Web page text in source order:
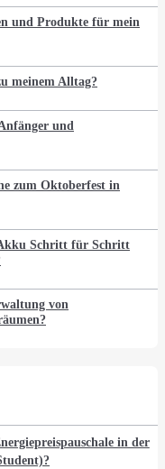
und Produkte für mein
meinem Alltag?
und
zum Oktoberfest in
Schritt für Schritt
von
in der